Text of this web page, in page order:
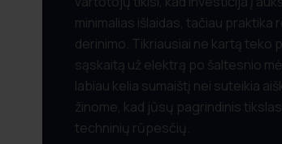
minimalias išlaidas, tačiau
derinimo. Tikriausiai ne kartą teko
sąskaitą už elektrą po šaltesnio
labiau kelia sumaištį nei suteikia
žinome, kad jūsų pagrindinis
techninių rūpesčių.